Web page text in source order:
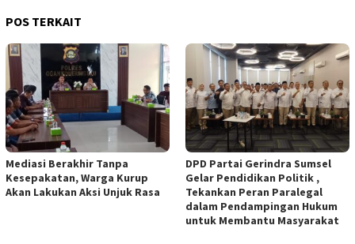
POS TERKAIT
Mediasi Berakhir Tanpa
Kesepakatan, Warga Kurup
Akan Lakukan Aksi Unjuk Rasa
DPD Partai Gerindra Sumsel
Gelar Pendidikan Politik ,
Tekankan Peran Paralegal
dalam Pendampingan Hukum
untuk Membantu Masyarakat